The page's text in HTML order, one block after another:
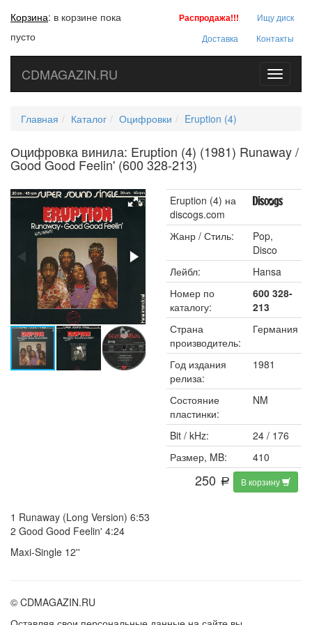
Корзина: в корзине пока
пусто
Распродажа!!!
Ищу диск
Доставка
Контакты
Toggle
CDMAGAZIN.RU
Главная Каталог Оцифровки Eruption (4)
Оцифровка винила: Eruption (4) (1981) Runaway /
Good Good Feelin' (600 328-213)
Eruption (4) на
discogs.com
Жанр / Стиль:
Pop,
Disco
Лейбл:
Hansa
Номер по
каталогу:
600 328-
213
Страна
производитель:
Германия
Год издания
релиза:
1981
Состояние
пластинки:
NM
Bit / kHz:
24 / 176
Размер, MB:
410
250 a В корзину
1 Runaway (Long Version) 6:53
2 Good Good Feelin' 4:24
Maxi-Single 12''
© CDMAGAZIN.RU